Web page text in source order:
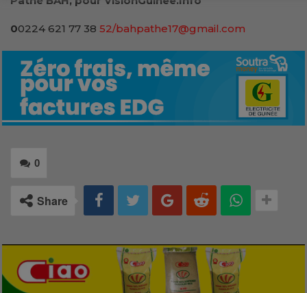
00224 621 77 38 52/bahpathe17@gmail.com
0
Share